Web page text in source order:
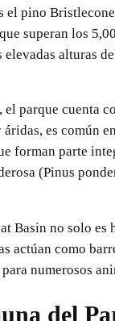
el pino
superan los
alturas
parque cuenta
áridas, es común
forman parte
(Pinus
Basin no solo
actúan como
numerosos
del